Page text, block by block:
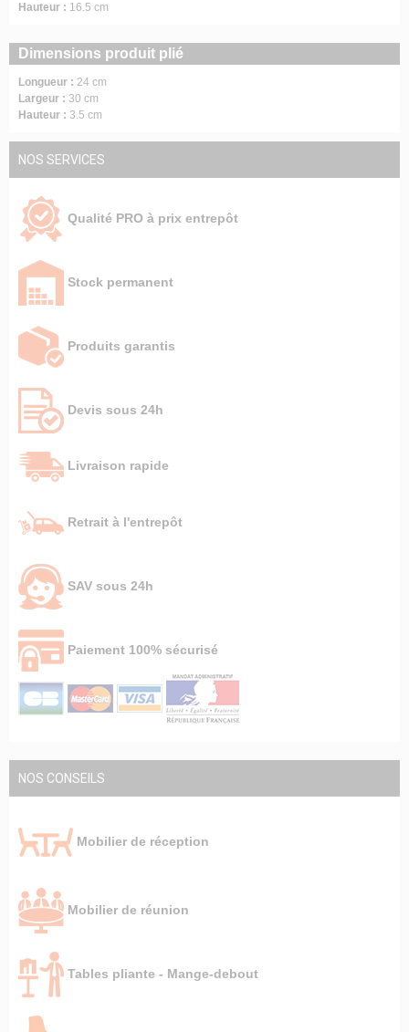
Hauteur : 16.5 cm
Dimensions produit plié
Longueur : 24 cm
Largeur : 30 cm
Hauteur : 3.5 cm
NOS SERVICES
Qualité PRO à prix entrepôt
Stock permanent
Produits garantis
Devis sous 24h
Livraison rapide
Retrait à l'entrepôt
SAV sous 24h
Paiement 100% sécurisé
NOS CONSEILS
Mobilier de réception
Mobilier de réunion
Tables pliante - Mange-debout